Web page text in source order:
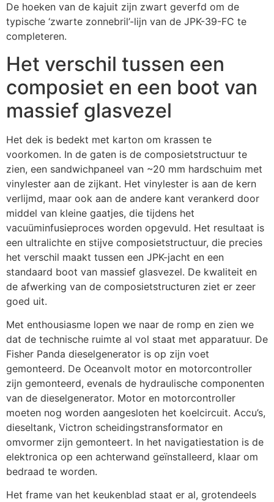
De hoeken van de kajuit zijn zwart geverfd om de
typische ‘zwarte zonnebril’-lijn van de JPK-39-FC te
completeren.
Het verschil tussen een
composiet en een boot van
massief glasvezel
Het dek is bedekt met karton om krassen te
voorkomen. In de gaten is de composietstructuur te
zien, een sandwichpaneel van ~20 mm hardschuim met
vinylester aan de zijkant. Het vinylester is aan de kern
verlijmd, maar ook aan de andere kant verankerd door
middel van kleine gaatjes, die tijdens het
vacuüminfusieproces worden opgevuld. Het resultaat is
een ultralichte en stijve composietstructuur, die precies
het verschil maakt tussen een JPK-jacht en een
standaard boot van massief glasvezel. De kwaliteit en
de afwerking van de composietstructuren ziet er zeer
goed uit.
Met enthousiasme lopen we naar de romp en zien we
dat de technische ruimte al vol staat met apparatuur. De
Fisher Panda dieselgenerator is op zijn voet
gemonteerd. De Oceanvolt motor en motorcontroller
zijn gemonteerd, evenals de hydraulische componenten
van de dieselgenerator. Motor en motorcontroller
moeten nog worden aangesloten het koelcircuit. Accu’s,
dieseltank, Victron scheidingstransformator en
omvormer zijn gemonteert. In het navigatiestation is de
elektronica op een achterwand geïnstalleerd, klaar om
bedraad te worden.
Het frame van het keukenblad staat er al, grotendeels